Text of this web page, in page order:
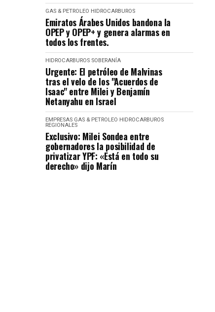
GAS & PETROLEO HIDROCARBUROS
Emiratos Árabes Unidos bandona la
OPEP y OPEP+ y genera alarmas en
todos los frentes.
HIDROCARBUROS SOBERANÍA
Urgente: El petróleo de Malvinas
tras el velo de los "Acuerdos de
Isaac" entre Milei y Benjamín
Netanyahu en Israel
EMPRESAS GAS & PETROLEO HIDROCARBUROS
REGIONALES
Exclusivo: Milei Sondea entre
gobernadores la posibilidad de
privatizar YPF: «Está en todo su
derecho» dijo Marín